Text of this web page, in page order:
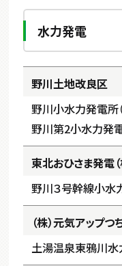
水力発電
野川土地改良区
野川小水力発電所
野川第2小水力発
東北おひさま発電（
野川３号幹線小水
（株）元気アップつ
土湯温泉東鴉川水